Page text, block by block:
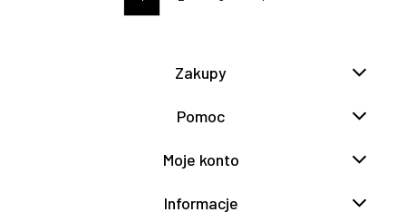
Zakupy
Pomoc
Moje konto
Informacje